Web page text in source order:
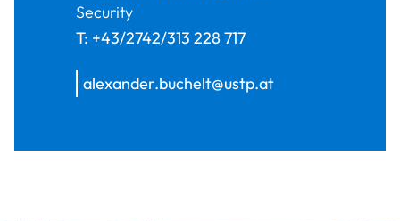
Security
T: +43/2742/313 228 717
alexander.buchelt@ustp.at